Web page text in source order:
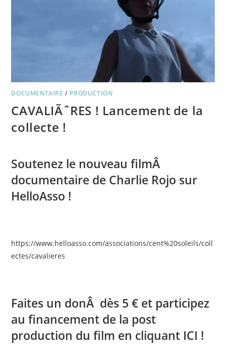
DOCUMENTAIRE / PRODUCTION
CAVALIÃˆRES ! Lancement de la
collecte !
Soutenez le nouveau filmÂ
documentaire de Charlie Rojo sur
HelloAsso !
https://www.helloasso.com/associations/cent%20soleils/coll
ectes/cavalieres
Faites un donÂ dès 5 € et participez
au financement de la post
production du film en cliquant ICI !